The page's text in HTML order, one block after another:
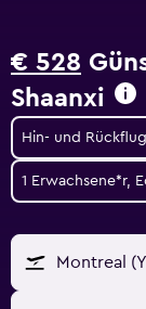
€ 528
Shaanxi
Hin- und Rückflug
1 Erwachsene*r,
Montreal